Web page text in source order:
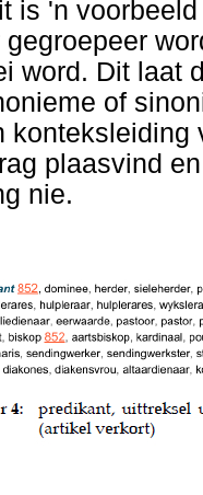
is 'n
word. Dit laat
of
plaasvind
nie.